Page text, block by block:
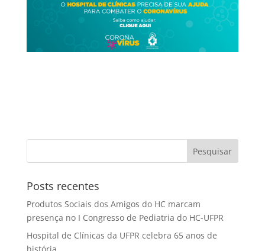
Posts recentes
Produtos Sociais dos Amigos do HC marcam
presença no I Congresso de Pediatria do HC-UFPR
Hospital de Clínicas da UFPR celebra 65 anos de